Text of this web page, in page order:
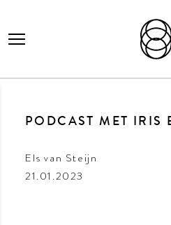
PODCAST MET IRIS
Els van Steijn
21.01.2023